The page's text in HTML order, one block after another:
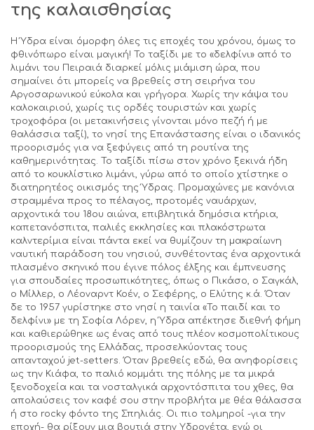
της καλαισθησίας
Η Ύδρα είναι όμορφη όλες τις εποχές του χρόνου, όμως το
φθινόπωρο είναι μαγική! Το ταξίδι με το «δελφίνι» από το
λιμάνι του Πειραιά διαρκεί μόλις μιάμιση ώρα, που
σημαίνει ότι μπορείς να βρεθείς στη σειρήνα του
Αργοσαρωνικού εύκολα και γρήγορα. Χωρίς την κάψα του
καλοκαιριού, χωρίς τις ορδές τουριστών και χωρίς
τροχοφόρα (οι μετακινήσεις γίνονται μόνο πεζή ή με
θαλάσσια ταξί), το νησί της Επανάστασης είναι ο ιδανικός
προορισμός για να ξεφύγεις από τη ρουτίνα της
καθημερινότητας. Το ταξίδι πίσω στον χρόνο ξεκινά ήδη
από το κουκλίστικο λιμάνι, γύρω από το οποίο χτίστηκε ο
διατηρητέος οικισμός της Ύδρας. Προμαχώνες με κανόνια
στραμμένα προς το πέλαγος, προτομές ναυάρχων,
αρχοντικά του 18ου αιώνα, επιβλητικά δημόσια κτήρια,
καπετανόσπιτα, παλιές εκκλησίες και πλακόστρωτα
καλντερίμια είναι πάντα εκεί να θυμίζουν τη μακραίωνη
ναυτική παράδοση του νησιού, συνθέτοντας ένα αρχοντικά
πλασμένο σκηνικό που έγινε πόλος έλξης και έμπνευσης
για σπουδαίες προσωπικότητες, όπως ο Πικάσο, ο Σαγκάλ,
ο Μίλλερ, o Λέοναρντ Κοέν, ο Σεφέρης, ο Ελύτης κ.ά. Όταν
δε το 1957 γυρίστηκε στο νησί η ταινία «Το παιδί και το
δελφίνι» με τη Σοφία Λόρεν, η Ύδρα απέκτησε διεθνή φήμη
και καθιερώθηκε ως ένας από τους πλέον κοσμοπολίτικους
προορισμούς της Ελλάδας, προσελκύοντας τους
απανταχού jet-setters. Όταν βρεθείς εδώ, θα ανηφορίσεις
ως την Κιάφα, το παλιό κομμάτι της πόλης με τα μικρά
ξενοδοχεία και τα νοσταλγικά αρχοντόσπιτα του χθες, θα
απολαύσεις τον καφέ σου στην προβλήτα με θέα θάλασσα
ή στο rocky φόντο της Σπηλιάς. Οι πιο τολμηροί -για την
εποχή- θα ρίξουν μια βουτιά στην Υδρονέτα, ενώ οι